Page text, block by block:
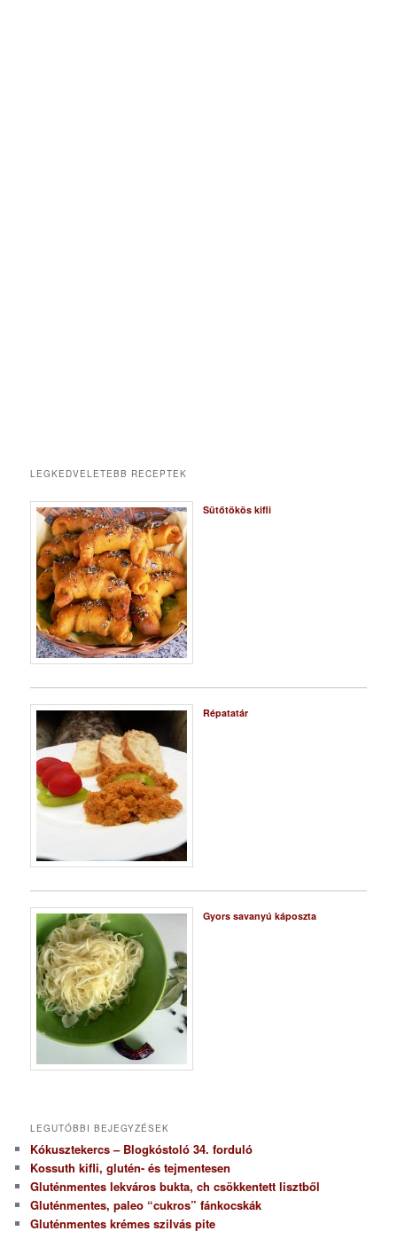
LEGKEDVELETEBB RECEPTEK
Sütőtökös kifli
Répatatár
Gyors savanyú káposzta
LEGUTÓBBI BEJEGYZÉSEK
Kókusztekercs – Blogkóstoló 34. forduló
Kossuth kifli, glutén- és tejmentesen
Gluténmentes lekváros bukta, ch csökkentett lisztből
Gluténmentes, paleo “cukros” fánkocskák
Gluténmentes krémes szilvás pite